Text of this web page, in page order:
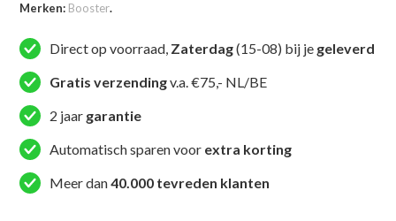
Series
T-
Shirt
(BFG
IGNITE
TEE
3)
Merken: Booster.
Direct op voorraad, Zaterdag(15-08) bij je geleverd
Gratis verzendingv.a. €75,- NL/BE
2 jaar garantie
Automatisch sparen voor extra korting
Meer dan40.000 tevreden klanten